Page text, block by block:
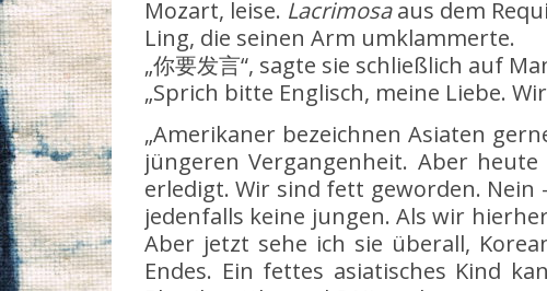
Mozart, leise. Lacrimosaaus dem
Ling, die seinen Arm umklammerte.
„你要发言“, sagte sie schließlich auf
„Sprich bitte Englisch, meine Liebe.
„Amerikaner bezeichnen Asiaten
jüngeren Vergangenheit. Aber
erledigt. Wir sind fett geworden. Nein
jedenfalls keine jungen. Als wir
Aber jetzt sehe ich sie überall,
Endes. Ein fettes asiatisches Kind